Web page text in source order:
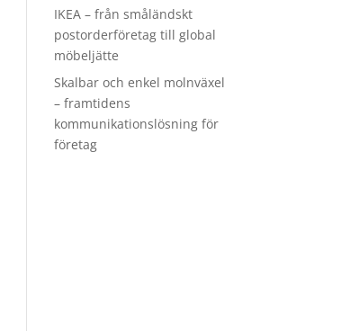
IKEA – från småländskt
postorderföretag till global
möbeljätte
Skalbar och enkel molnväxel
– framtidens
kommunikationslösning för
företag